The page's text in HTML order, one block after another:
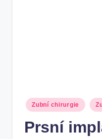
Posted
in
Zubní chirurgie
Prsní